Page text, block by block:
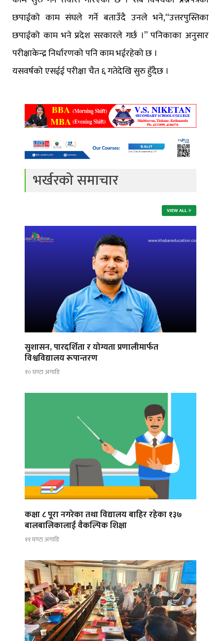
छपाईको काम संघले गर्ने बताउँदै उनले भने,“उत्तरपुस्तिका
छपाईको काम भने प्रदेश सरकारले गर्छ ।” पनिकाका अनुसार
परीक्षाकेन्द्र निर्धारणको पनि काम भईरहेको छ ।
यसवर्षको एसईई परीक्षा चैत ६ गतेदेखि सुरु हुँदैछ ।
भर्खरको समाचार
VIEW ALL
सुशासन, पारदर्शिता र योग्यता प्रणालीमार्फत
विश्वविद्यालय रूपान्तरण
१० घण्टा अगाडि
कक्षा ८ पूरा नगरेका तथा विद्यालय बाहिर रहेका १३७
बालबालिकालाई वैकल्पिक शिक्षा
११ घण्टा अगाडि